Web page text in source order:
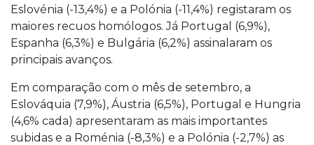
Eslovénia (-13,4%) e a Polónia (-11,4%) registaram os
maiores recuos homólogos. Já Portugal (6,9%),
Espanha (6,3%) e Bulgária (6,2%) assinalaram os
principais avanços.
Em comparação com o mês de setembro, a
Eslováquia (7,9%), Áustria (6,5%), Portugal e Hungria
(4,6% cada) apresentaram as mais importantes
subidas e a Roménia (-8,3%) e a Polónia (-2,7%) as